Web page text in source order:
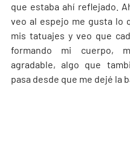
que estaba ahí reflejado.
veo al espejo me gusta lo
mis tatuajes y veo que
formando mi cuerpo,
agradable, algo que
pasa desde que me dejé la